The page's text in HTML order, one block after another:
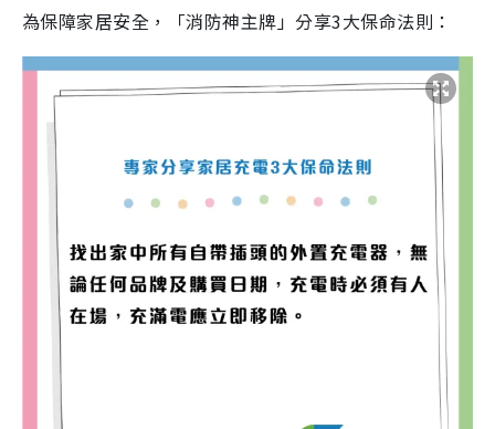
為保障家居安全，「消防神主牌」分享3大保命法則：